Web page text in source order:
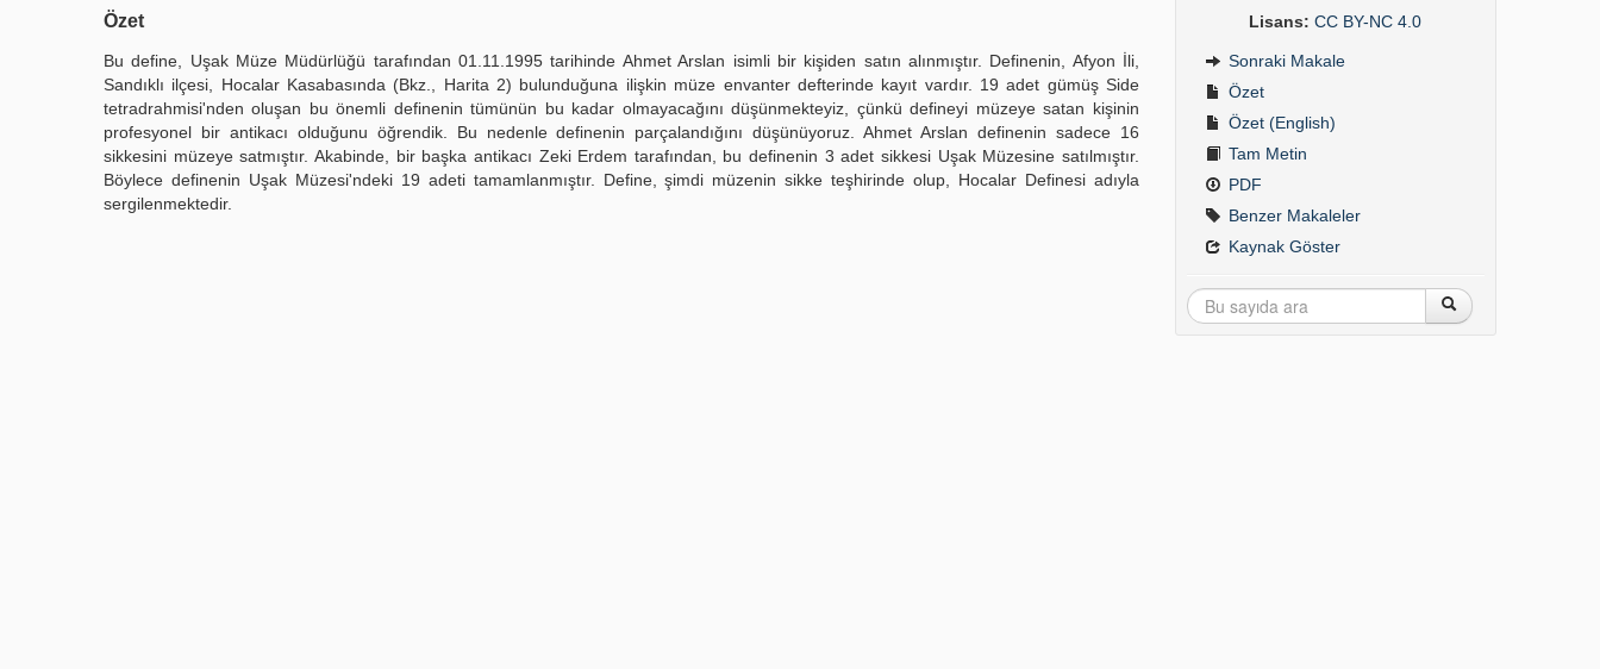
Özet
Bu define, Uşak Müze Müdürlüğü tarafından 01.11.1995 tarihinde Ahmet Arslan isimli bir kişiden satın alınmıştır. Definenin, Afyon İli,
Sandıklı ilçesi, Hocalar Kasabasında (Bkz., Harita 2) bulunduğuna ilişkin müze envanter defterinde kayıt vardır. 19 adet gümüş Side
tetradrahmisi'nden oluşan bu önemli definenin tümünün bu kadar olmayacağını düşünmekteyiz, çünkü defineyi müzeye satan kişinin
profesyonel bir antikacı olduğunu öğrendik. Bu nedenle definenin parçalandığını düşünüyoruz. Ahmet Arslan definenin sadece 16
sikkesini müzeye satmıştır. Akabinde, bir başka antikacı Zeki Erdem tarafından, bu definenin 3 adet sikkesi Uşak Müzesine satılmıştır.
Böylece definenin Uşak Müzesi'ndeki 19 adeti tamamlanmıştır. Define, şimdi müzenin sikke teşhirinde olup, Hocalar Definesi adıyla
sergilenmektedir.
Lisans: CC BY-NC 4.0
Sonraki Makale
Özet
Özet (English)
Tam Metin
PDF
Benzer Makaleler
Kaynak Göster